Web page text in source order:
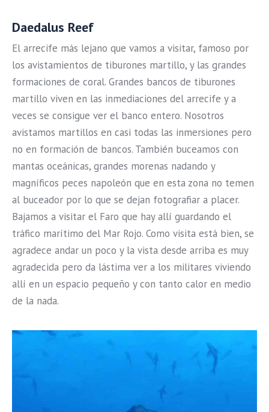
Daedalus Reef
El arrecife más lejano que vamos a visitar, famoso por
los avistamientos de tiburones martillo, y las grandes
formaciones de coral. Grandes bancos de tiburones
martillo viven en las inmediaciones del arrecife y a
veces se consigue ver el banco entero. Nosotros
avistamos martillos en casi todas las inmersiones pero
no en formación de bancos. También buceamos con
mantas oceánicas, grandes morenas nadando y
magníficos peces napoleón que en esta zona no temen
al buceador por lo que se dejan fotografiar a placer.
Bajamos a visitar el Faro que hay allí guardando el
tráfico marítimo del Mar Rojo. Como visita está bien, se
agradece andar un poco y la vista desde arriba es muy
agradecida pero da lástima ver a los militares viviendo
allí en un espacio pequeño y con tanto calor en medio
de la nada.